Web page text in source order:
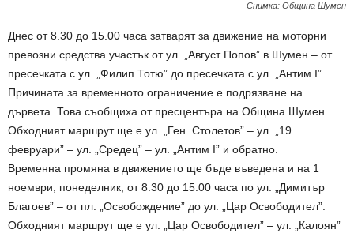
Снимка: Община Шумен
Днес от 8.30 до 15.00 часа затварят за движение на моторни
превозни средства участък от ул. „Август Попов” в Шумен – от
пресечката с ул. „Филип Тотю” до пресечката с ул. „Антим I”.
Причината за временното ограничение е подрязване на
дървета. Това съобщиха от пресцентъра на Община Шумен.
Обходният маршрут ще е ул. „Ген. Столетов” – ул. „19
февруари” – ул. „Средец” – ул. „Антим I” и обратно.
Временна промяна в движението ще бъде въведена и на 1
ноември, понеделник, от 8.30 до 15.00 часа по ул. „Димитър
Благоев” – от пл. „Освобождение” до ул. „Цар Освободител”.
Обходният маршрут ще е ул. „Цар Освободител” – ул. „Калоян”